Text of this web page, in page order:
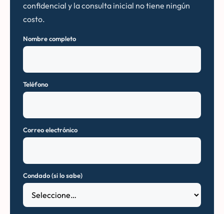
confidencial y la consulta inicial no tiene ningún
costo.
Nombre completo
Teléfono
Correo electrónico
Condado (si lo sabe)